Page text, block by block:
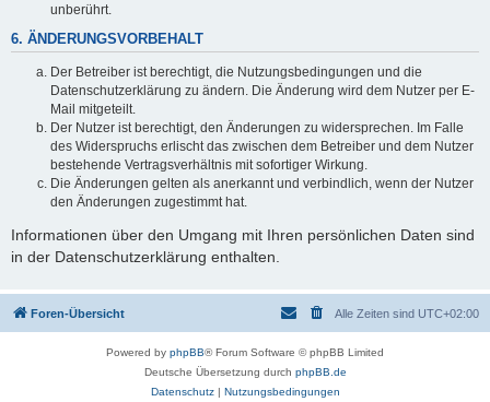
unberührt.
6. ÄNDERUNGSVORBEHALT
Der Betreiber ist berechtigt, die Nutzungsbedingungen und die
Datenschutzerklärung zu ändern. Die Änderung wird dem Nutzer per E-
Mail mitgeteilt.
Der Nutzer ist berechtigt, den Änderungen zu widersprechen. Im Falle
des Widerspruchs erlischt das zwischen dem Betreiber und dem Nutzer
bestehende Vertragsverhältnis mit sofortiger Wirkung.
Die Änderungen gelten als anerkannt und verbindlich, wenn der Nutzer
den Änderungen zugestimmt hat.
Informationen über den Umgang mit Ihren persönlichen Daten sind
in der Datenschutzerklärung enthalten.
Foren-Übersicht Alle Zeiten sind UTC+02:00
Powered by phpBB® Forum Software © phpBB Limited
Deutsche Übersetzung durch phpBB.de
Datenschutz| Nutzungsbedingungen